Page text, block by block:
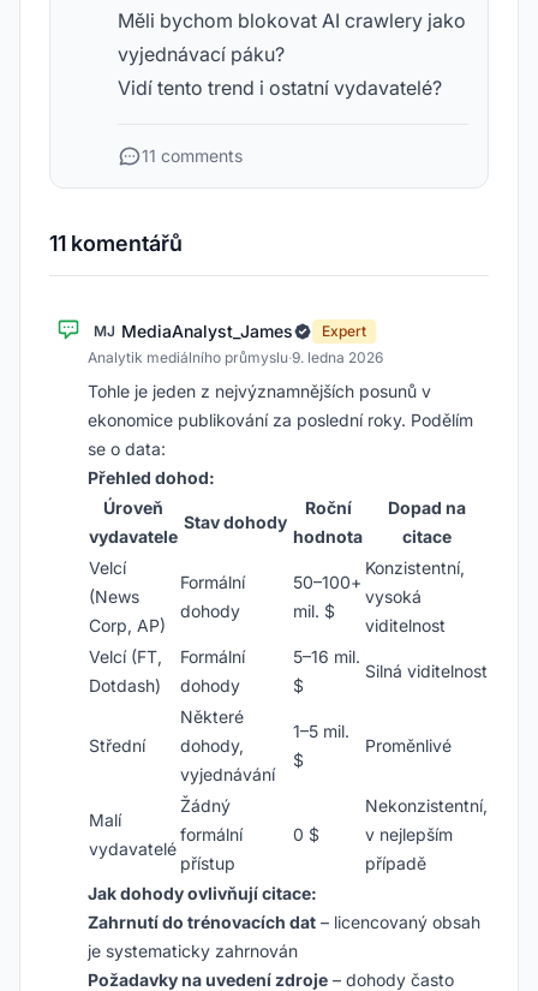
Měli bychom blokovat AI crawlery jako
vyjednávací páku?
Vidí tento trend i ostatní vydavatelé?
11 comments
11 komentářů
MJ MediaAnalyst_James
Expert
Analytik mediálního průmyslu·9. ledna 2026
Tohle je jeden z nejvýznamnějších posunů v
ekonomice publikování za poslední roky. Podělím
se o data:
Přehled dohod:
Úroveň
vydavatele
Stav dohody
Roční
hodnota
Dopad na
citace
Velcí
(News
Corp, AP)
Formální
dohody
50–100+
mil. $
Konzistentní,
vysoká
viditelnost
Velcí (FT,
Dotdash)
Formální
dohody
5–16 mil.
$
Silná viditelnost
Střední
Některé
dohody,
vyjednávání
1–5 mil.
$
Proměnlivé
Malí
vydavatelé
Žádný
formální
přístup
0 $
Nekonzistentní,
v nejlepším
případě
Jak dohody ovlivňují citace:
Zahrnutí do trénovacích dat – licencovaný obsah
je systematicky zahrnován
Požadavky na uvedení zdroje – dohody často